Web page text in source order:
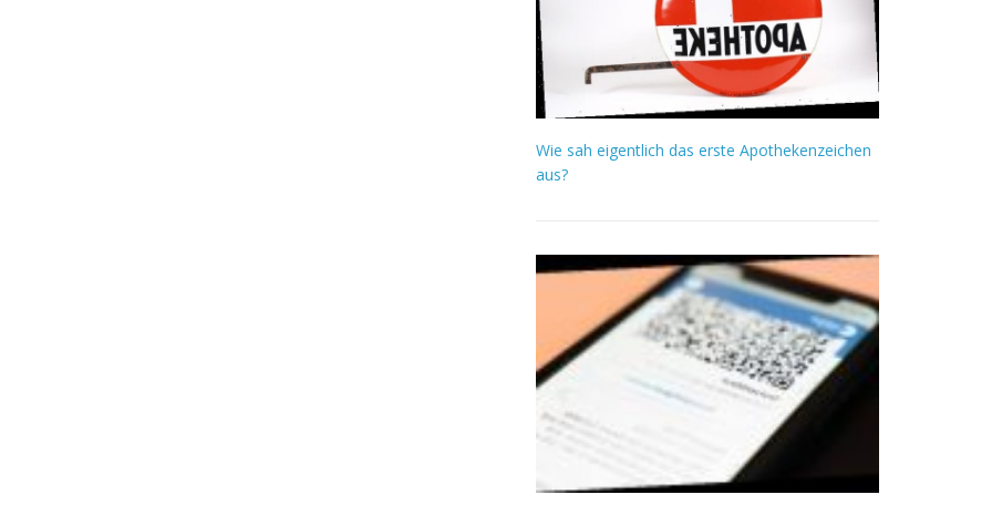
Wie sah eigentlich das erste Apothekenzeichen
aus?